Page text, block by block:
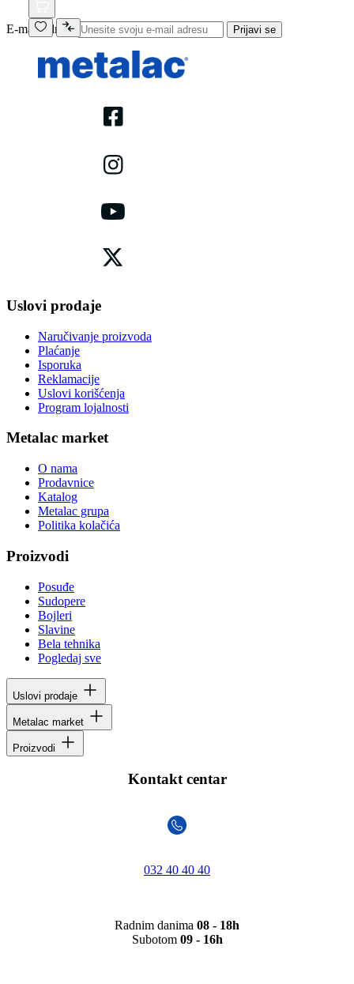
E-mail adresa Prijavi se
Uslovi prodaje
Naručivanje proizvoda
Plaćanje
Isporuka
Reklamacije
Uslovi korišćenja
Program lojalnosti
Metalac market
O nama
Prodavnice
Katalog
Metalac grupa
Politika kolačića
Proizvodi
Posuđe
Sudopere
Bojleri
Slavine
Bela tehnika
Pogledaj sve
Uslovi prodaje
Metalac market
Proizvodi
Kontakt centar
032 40 40 40
Radnim danima 08 - 18h
Subotom 09 - 16h